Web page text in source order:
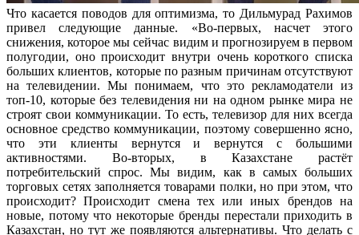
Что касается поводов для оптимизма, то Дильмурад Рахимов
привел следующие данные. «Во-первых, насчет этого
снижения, которое мы сейчас видим и прогнозируем в первом
полугодии, оно происходит внутри очень короткого списка
больших клиентов, которые по разным причинам отсутствуют
на телевидении. Мы понимаем, что это рекламодатели из
топ-10, которые без телевидения ни на одном рынке мира не
строят свои коммуникации. То есть, телевизор для них всегда
основное средство коммуникации, поэтому совершенно ясно,
что эти клиенты вернутся и вернутся с большими
активностями. Во-вторых, в Казахстане растёт
потребительский спрос. Мы видим, как в самых больших
торговых сетях заполняется товарами полки, но при этом, что
происходит? Происходит смена тех или иных брендов на
новые, потому что некоторые бренды перестали приходить в
Казахстан, но тут же появляются альтернативы. Что делать с